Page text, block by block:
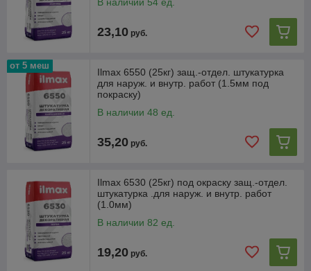
23,10 руб.
от 5 меш
Ilmax 6550 (25кг) защ.-отдел. штукатурка
для наруж. и внутр. работ (1.5мм под
покраску)
В наличии 48 ед.
35,20 руб.
Ilmax 6530 (25кг) под окраску защ.-отдел.
штукатурка .для наруж. и внутр. работ
(1.0мм)
В наличии 82 ед.
19,20 руб.